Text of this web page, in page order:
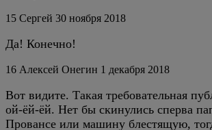
15 Сергей 30 ноября 2018
Да! Конечно!
16 Алексей Онегин 1 декабря 2018
Вот видите. Такая требовательная
ой-ёй-ёй. Нет бы скинулись сперва
Провансе или машину блестящую,